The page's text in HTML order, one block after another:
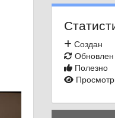
Создан
Обновлен
Полезно